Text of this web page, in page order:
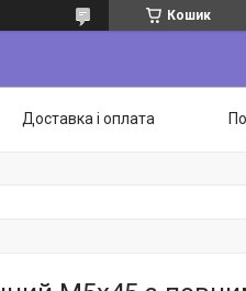
Кошик
Доставка і оплата